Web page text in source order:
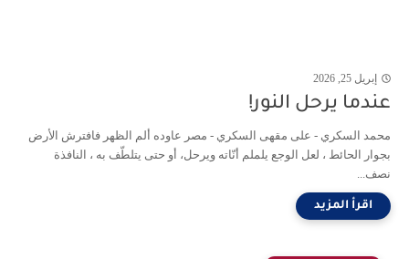
إبريل 25, 2026
عندما يرحل النور!
محمد السكري - على مقهى السكري - مصر عاوده ألم الظهر فافترش الأرض
بجوار الحائط ، لعل الوجع يلملم أنّاته ويرحل، أو حتى يتلطّف به ، النافذة
نصف...